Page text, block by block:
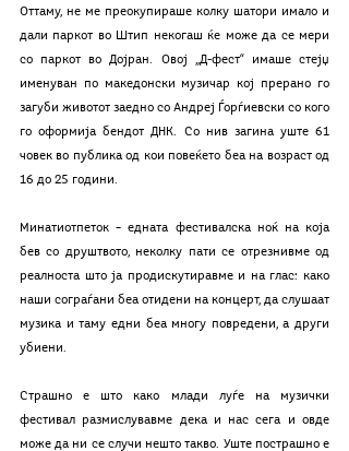
Оттаму, не ме преокупираше колку шатори имало и
дали паркот во Штип некогаш ќе може да се мери
со паркот во Дојран. Овој „Д-фест“ имаше стејџ
именуван по македонски музичар кој прерано го
загуби животот заедно со Андреј Ѓорѓиевски со кого
го оформија бендот ДНК. Со нив загина уште 61
човек во публика од кои повеќето беа на возраст од
16 до 25 години.
Минатиотпеток – едната фестивалска ноќ на која
бев со друштвото, неколку пати се отрезнивме од
реалноста што ја продискутиравме и на глас: како
наши сограѓани беа отидени на концерт, да слушаат
музика и таму едни беа многу повредени, а други
убиени.
Страшно е што како млади луѓе на музички
фестивал размислувавме дека и нас сега и овде
може да ни се случи нешто такво. Уште пострашно е